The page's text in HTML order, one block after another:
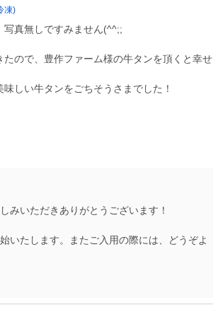
凍)
真無しですみません(^^;;
ので、豊作ファーム様の牛タンを頂くと幸せ
しい牛タンをごちそうさまでした！
みいただきありがとうございます！
いたします。またご入用の際には、どうぞよ